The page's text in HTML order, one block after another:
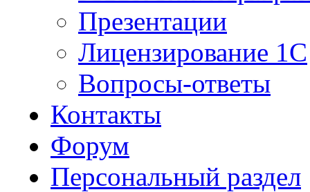
Презентации
Лицензирование 1С
Вопросы-ответы
Контакты
Форум
Персональный раздел